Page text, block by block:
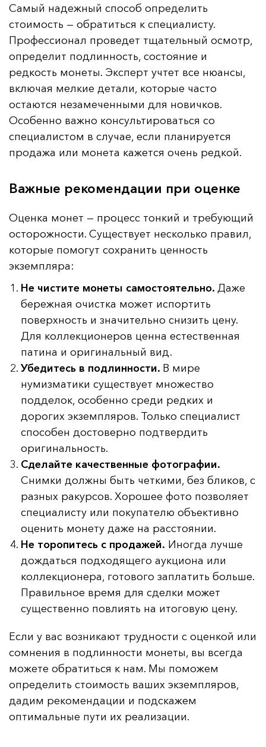
Самый надежный способ определить
стоимость — обратиться к специалисту.
Профессионал проведет тщательный осмотр,
определит подлинность, состояние и
редкость монеты. Эксперт учтет все нюансы,
включая мелкие детали, которые часто
остаются незамеченными для новичков.
Особенно важно консультироваться со
специалистом в случае, если планируется
продажа или монета кажется очень редкой.
Важные рекомендации при оценке
Оценка монет — процесс тонкий и требующий
осторожности. Существует несколько правил,
которые помогут сохранить ценность
экземпляра:
Не чистите монеты самостоятельно. Даже
бережная очистка может испортить
поверхность и значительно снизить цену.
Для коллекционеров ценна естественная
патина и оригинальный вид.
Убедитесь в подлинности. В мире
нумизматики существует множество
подделок, особенно среди редких и
дорогих экземпляров. Только специалист
способен достоверно подтвердить
оригинальность.
Сделайте качественные фотографии.
Снимки должны быть четкими, без бликов, с
разных ракурсов. Хорошее фото позволяет
специалисту или покупателю объективно
оценить монету даже на расстоянии.
Не торопитесь с продажей. Иногда лучше
дождаться подходящего аукциона или
коллекционера, готового заплатить больше.
Правильное время для сделки может
существенно повлиять на итоговую цену.
Если у вас возникают трудности с оценкой или
сомнения в подлинности монеты, вы всегда
можете обратиться к нам. Мы поможем
определить стоимость ваших экземпляров,
дадим рекомендации и подскажем
оптимальные пути их реализации.